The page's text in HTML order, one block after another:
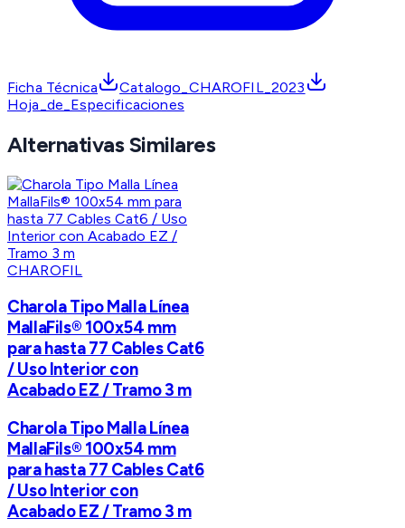
Ficha Técnica
Catalogo_CHAROFIL_2023
Hoja_de_Especificaciones
Alternativas Similares
CHAROFIL
Charola Tipo Malla Línea
MallaFils® 100x54 mm
para hasta 77 Cables Cat6
/ Uso Interior con
Acabado EZ / Tramo 3 m
Charola Tipo Malla Línea
MallaFils® 100x54 mm
para hasta 77 Cables Cat6
/ Uso Interior con
Acabado EZ / Tramo 3 m